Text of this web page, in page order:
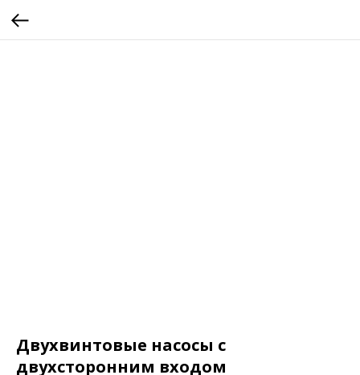
Двухвинтовые насосы с
двухсторонним входом